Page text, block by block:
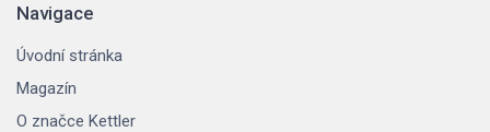
Navigace
Úvodní stránka
Magazín
O značce Kettler